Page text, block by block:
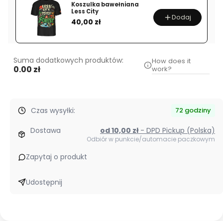
Warmii"
Koszulka bawełniana
Less City
Cena
40,00 zł Dodaj
Suma dodatkowych produktów:
0.00 zł
How does it
work?
Czas wysyłki: 72 godziny
Dostawa od 10,00 zł - DPD Pickup (Polska)
Odbiór w punkcie/automacie paczkowym
Zapytaj o produkt
Udostępnij